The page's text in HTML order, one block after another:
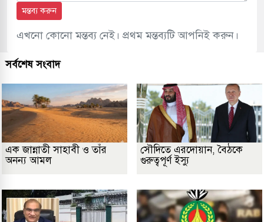
মন্তব্য করুন
এখনো কোনো মন্তব্য নেই। প্রথম মন্তব্যটি আপনিই করুন।
সর্বশেষ সংবাদ
এক জান্নাতী সাহাবী ও তাঁর
অনন্য আমল
সৌদিতে এরদোয়ান, বৈঠকে
গুরুত্বপূর্ণ ইস্যু